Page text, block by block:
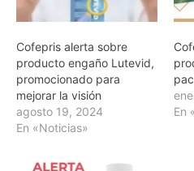
Cofepris alerta sobre
producto engaño Lutevid,
promocionado para
mejorar la visión
agosto 19, 2024
En «Noticias»
En